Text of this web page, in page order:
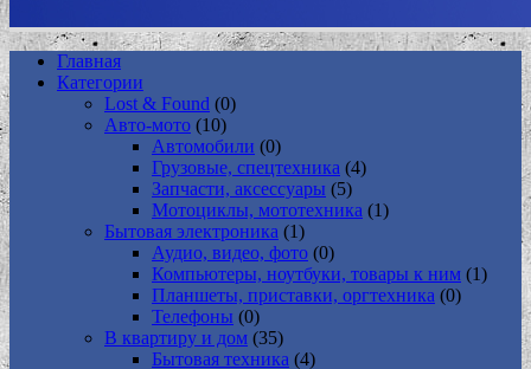
Главная
Категории
Lost & Found (0)
Авто-мото (10)
Автомобили (0)
Грузовые, спецтехника (4)
Запчасти, аксессуары (5)
Мотоциклы, мототехника (1)
Бытовая электроника (1)
Аудио, видео, фото (0)
Компьютеры, ноутбуки, товары к ним (1)
Планшеты, приставки, оргтехника (0)
Телефоны (0)
В квартиру и дом (35)
Бытовая техника (4)